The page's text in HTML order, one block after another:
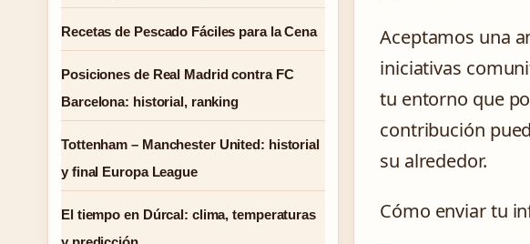
Aceptamos una
iniciativas
tu entorno que
contribución
su alrededor.
Cómo enviar tu
Recetas de Pescado Fáciles para la Cena
Posiciones de Real Madrid contra FC
Barcelona: historial, ranking
Tottenham – Manchester United: historial
y final Europa League
El tiempo en Dúrcal: clima, temperaturas